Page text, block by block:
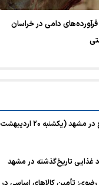
عرضه فرآورده‌های دامی در خراسان
قیمت امروز گوشت، مرغ و تخم مرغ در مشهد (یکشنبه ۲۰ اردیبهشت